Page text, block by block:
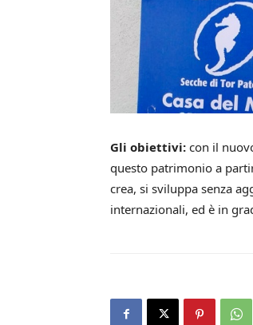
Gli obiettivi: con il
questo patrimonio a
crea, si sviluppa senza
internazionali, ed è in